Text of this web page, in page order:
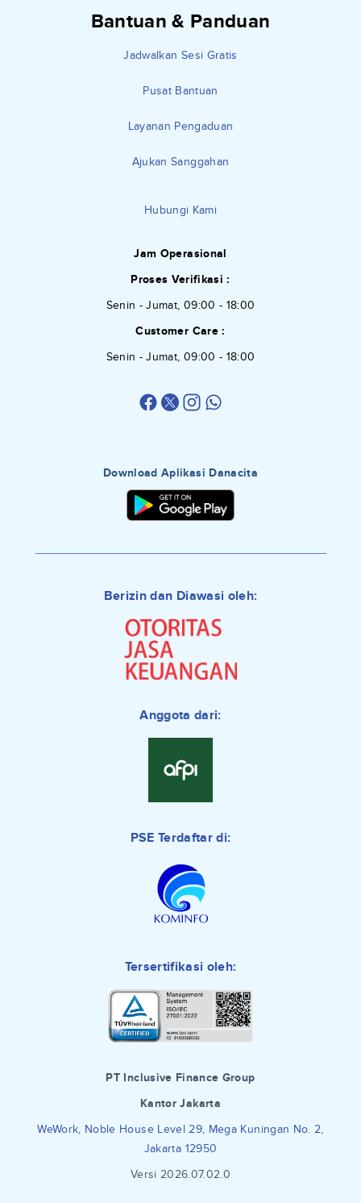
Bantuan & Panduan
Jadwalkan Sesi Gratis
Pusat Bantuan
Layanan Pengaduan
Ajukan Sanggahan
Hubungi Kami
Jam Operasional
Proses Verifikasi :
Senin - Jumat, 09:00 - 18:00
Customer Care :
Senin - Jumat, 09:00 - 18:00
Download Aplikasi Danacita
Berizin dan Diawasi oleh:
Anggota dari:
PSE Terdaftar di:
Tersertifikasi oleh:
PT Inclusive Finance Group
Kantor Jakarta
WeWork, Noble House Level 29, Mega Kuningan No. 2,
Jakarta 12950
Versi 2026.07.02.0